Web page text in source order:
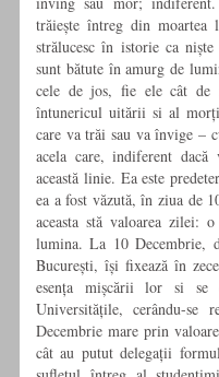
trăiește întreg din
strălucesc în istorie ca
sunt bătute în amurg de
cele de jos, fie ele cât de
întunericul uitării si al
care va trăi sau va învige –
acela care, indiferent
această linie. Ea este
ea a fost văzută, în ziua de
aceasta stă valoarea zilei:
lumina. La 10 Decembrie,
București, își fixează în
esența mișcării lor si se
Universitățile, cerându-se
Decembrie mare prin
cât au putut delegații